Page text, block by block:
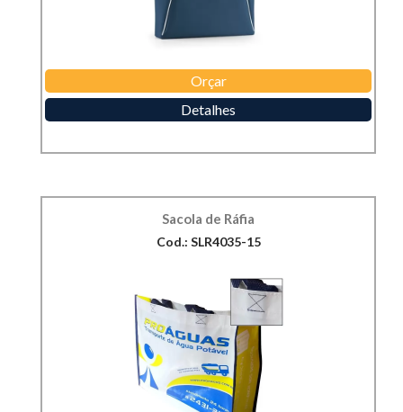
Orçar
Detalhes
Sacola de Ráfia
Cod.: SLR4035-15